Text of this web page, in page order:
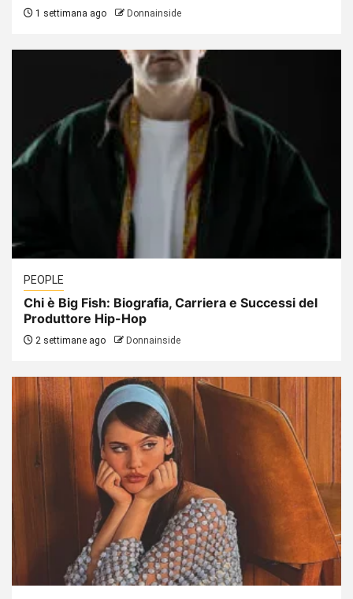
1 settimana ago Donnainside
PEOPLE
Chi è Big Fish: Biografia, Carriera e Successi del
Produttore Hip-Hop
2 settimane ago Donnainside